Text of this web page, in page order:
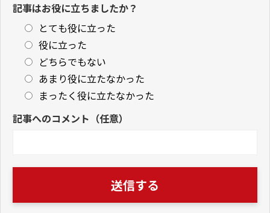
適な物流ソリューションを提供しま
記事はお役に立ちましたか？
とても役に立った
役に立った
どちらでもない
あまり役に立たなかった
まったく役に立たなかった
記事へのコメント（任意）